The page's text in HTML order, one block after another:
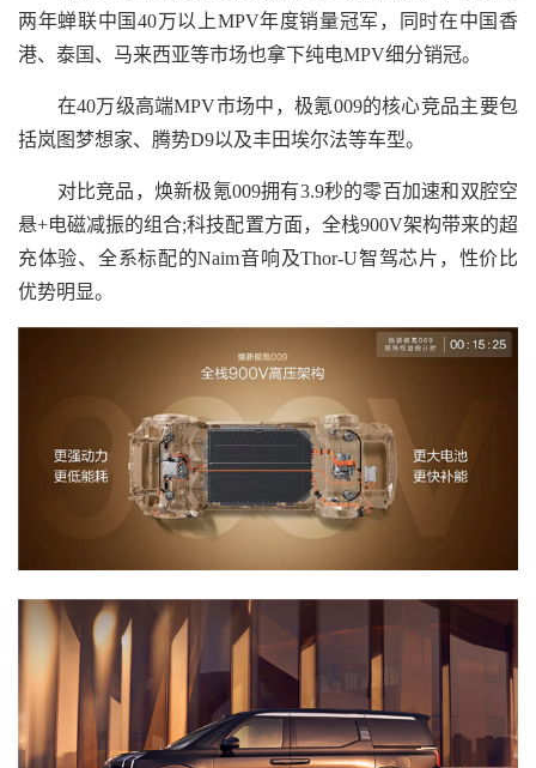
两年蝉联中国40万以上MPV年度销量冠军，同时在中国香
港、泰国、马来西亚等市场也拿下纯电MPV细分销冠。
在40万级高端MPV市场中，极氪009的核心竞品主要包
括岚图梦想家、腾势D9以及丰田埃尔法等车型。
对比竞品，焕新极氪009拥有3.9秒的零百加速和双腔空
悬+电磁减振的组合;科技配置方面，全栈900V架构带来的超
充体验、全系标配的Naim音响及Thor-U智驾芯片，性价比
优势明显。